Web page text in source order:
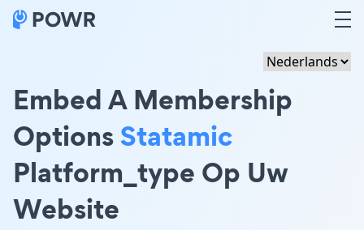
Embed A Membership
OptionsStatamic
Platform_type Op Uw
Website